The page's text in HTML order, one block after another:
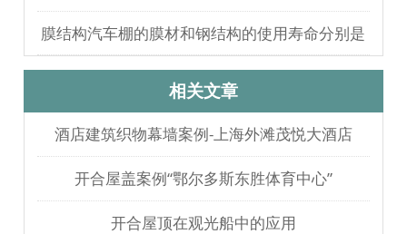
如何测试验证？
膜结构汽车棚的膜材和钢结构的使用寿命分别是
多久？
相关文章
酒店建筑织物幕墙案例-上海外滩茂悦大酒店
开合屋盖案例“鄂尔多斯东胜体育中心”
开合屋顶在观光船中的应用